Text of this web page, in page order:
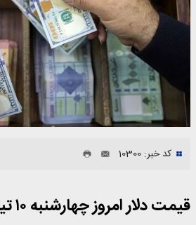
کد خبر: 10300
قیمت دلار امروز چهارشنبه ۱۰ تیر ۱۴۰5